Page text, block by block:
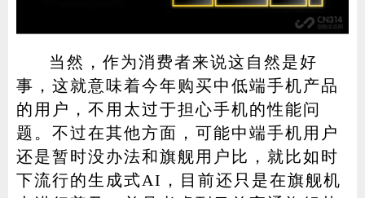
当然，作为消费者来说这自然是好
事，这就意味着今年购买中低端手机产品
的用户，不用太过于担心手机的性能问
题。不过在其他方面，可能中端手机用户
还是暂时没办法和旗舰用户比，就比如时
下流行的生成式AI，目前还只是在旗舰机